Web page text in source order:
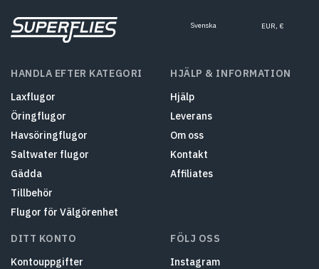
Svenska EUR, €
HANDLA EFTER KATEGORI
Laxflugor
Öringflugor
Havsöringflugor
Saltwater flugor
Gädda
Tillbehör
Flugor för Välgörenhet
HJÄLP & INFORMATION
Hjälp
Leverans
Om oss
Kontakt
Affiliates
DITT KONTO
Kontouppgifter
FÖLJ OSS
Instagram